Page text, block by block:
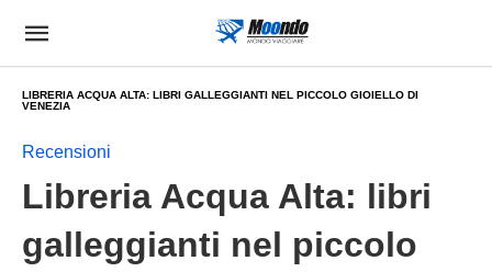
LIBRERIA ACQUA ALTA: LIBRI GALLEGGIANTI NEL PICCOLO GIOIELLO DI
VENEZIA
Recensioni
Libreria Acqua Alta: libri
galleggianti nel piccolo